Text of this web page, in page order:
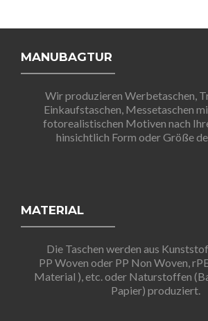
MANUBAGTUR
Wir produzieren Werbetaschen,
Einkaufstaschen, Messetaschen
fotorealistischen Motiven nach
hinsichtlich Form oder Größe
MATERIAL
Die Taschen werden aus
PP Woven oder PP Non Woven,
Material ), etc. oder Naturstoffen
Papier) produziert.